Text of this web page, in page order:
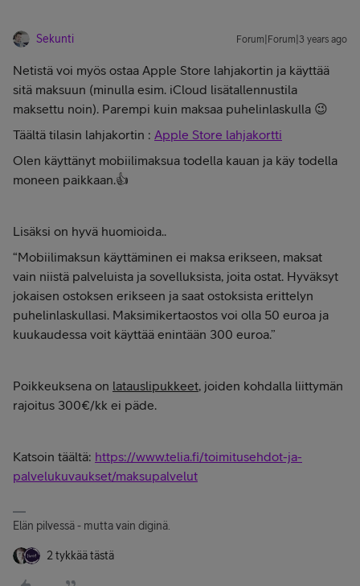
Sekunti Forum|Forum|3 years ago
Netistä voi myös ostaa Apple Store lahjakortin ja käyttää
sitä maksuun (minulla esim. iCloud lisätallennustila
maksettu noin). Parempi kuin maksaa puhelinlaskulla 😉
Täältä tilasin lahjakortin : Apple Store lahjakortti
Olen käyttänyt mobiilimaksua todella kauan ja käy todella
moneen paikkaan.👍
Lisäksi on hyvä huomioida..
“Mobiilimaksun käyttäminen ei maksa erikseen, maksat
vain niistä palveluista ja sovelluksista, joita ostat. Hyväksyt
jokaisen ostoksen erikseen ja saat ostoksista erittelyn
puhelinlaskullasi. Maksimikertaostos voi olla 50 euroa ja
kuukaudessa voit käyttää enintään 300 euroa.”
Poikkeuksena on latauslipukkeet, joiden kohdalla liittymän
rajoitus 300€/kk ei päde.
Katsoin täältä: https://www.telia.fi/toimitusehdot-ja-
palvelukuvaukset/maksupalvelut
Elän pilvessä - mutta vain diginä.
2 tykkää tästä